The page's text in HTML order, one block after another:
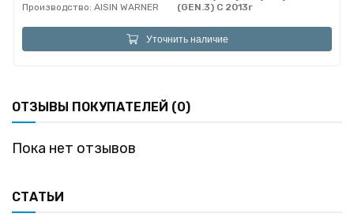
Производство: AISIN WARNER
(GEN.3) С 2013г
Уточнить наличие
ОТЗЫВЫ ПОКУПАТЕЛЕЙ (0)
Пока нет отзывов
СТАТЬИ